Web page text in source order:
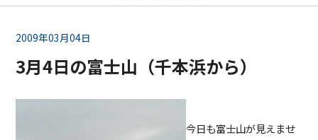
2009年03月04日
3月4日の富士山（千本浜から）
今日も富士山が見えませ